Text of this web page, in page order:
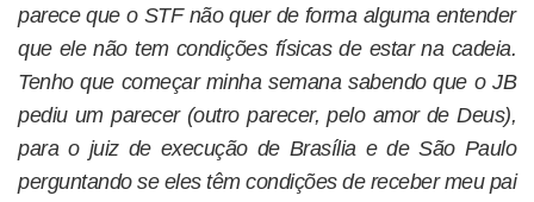
parece que o STF não quer de forma alguma entender
que ele não tem condições físicas de estar na cadeia.
Tenho que começar minha semana sabendo que o JB
pediu um parecer (outro parecer, pelo amor de Deus),
para o juiz de execução de Brasília e de São Paulo
perguntando se eles têm condições de receber meu pai